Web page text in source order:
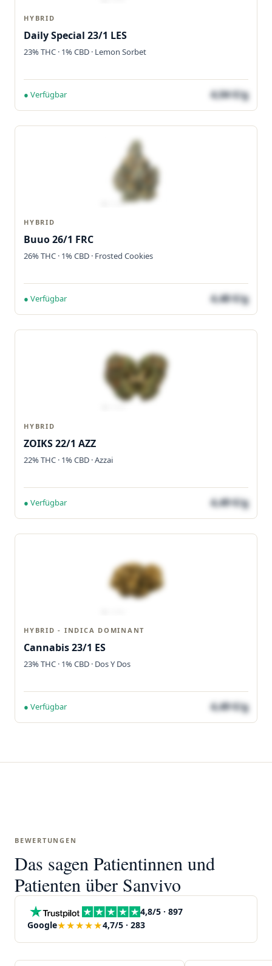
HYBRID
Daily Special 23/1 LES
23% THC · 1% CBD · Lemon Sorbet
● Verfügbar 4,04 €/g
HYBRID
Buuo 26/1 FRC
26% THC · 1% CBD · Frosted Cookies
● Verfügbar 4,48 €/g
HYBRID
ZOIKS 22/1 AZZ
22% THC · 1% CBD · Azzai
● Verfügbar 4,49 €/g
HYBRID - INDICA DOMINANT
Cannabis 23/1 ES
23% THC · 1% CBD · Dos Y Dos
● Verfügbar 4,49 €/g
BEWERTUNGEN
Das sagen Patientinnen und
Patienten über Sanvivo
4,8/5 · 897
Google★★★★★4,7/5 · 283